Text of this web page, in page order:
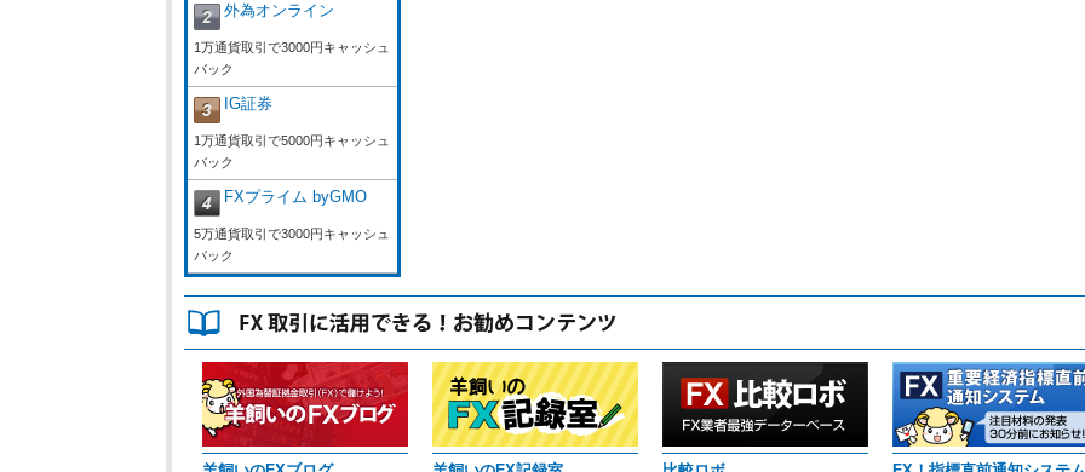
外為オンライン
1万通貨取引で3000円キャッシュ
バック
IG証券
1万通貨取引で5000円キャッシュ
バック
FXプライム byGMO
5万通貨取引で3000円キャッシュ
バック